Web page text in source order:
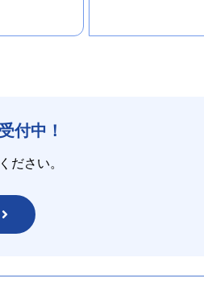
付中！
ださい。